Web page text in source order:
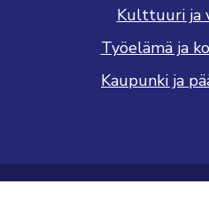
Kulttuuri ja
Työelämä ja
Kaupunki ja